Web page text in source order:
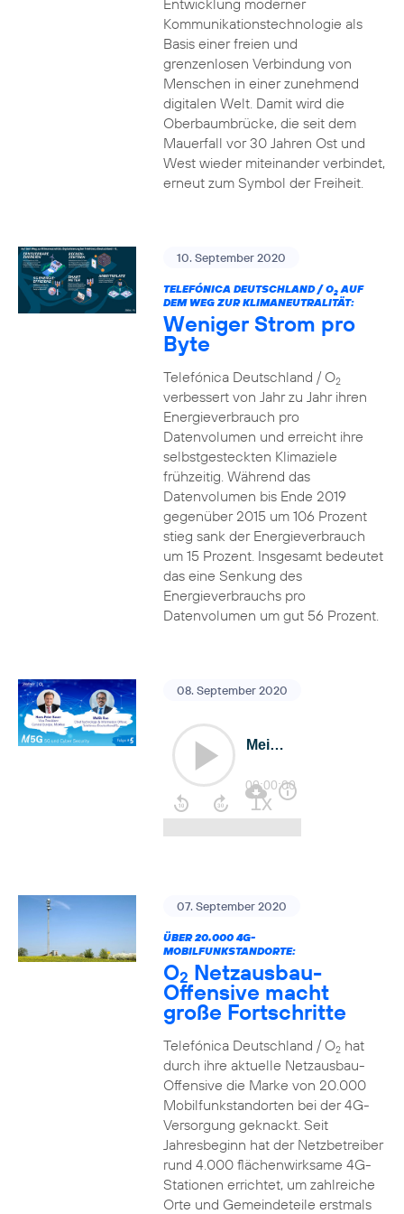
Entwicklung moderner
Kommunikationstechnologie als
Basis einer freien und
grenzenlosen Verbindung von
Menschen in einer zunehmend
digitalen Welt. Damit wird die
Oberbaumbrücke, die seit dem
Mauerfall vor 30 Jahren Ost und
West wieder miteinander verbindet,
erneut zum Symbol der Freiheit.
10. September 2020
TELEFÓNICA DEUTSCHLAND / O2AUF
DEM WEG ZUR KLIMANEUTRALITÄT:
Weniger Strom pro
Byte
Telefónica Deutschland / O2
verbessert von Jahr zu Jahr ihren
Energieverbrauch pro
Datenvolumen und erreicht ihre
selbstgesteckten Klimaziele
frühzeitig. Während das
Datenvolumen bis Ende 2019
gegenüber 2015 um 106 Prozent
stieg sank der Energieverbrauch
um 15 Prozent. Insgesamt bedeutet
das eine Senkung des
Energieverbrauchs pro
Datenvolumen um gut 56 Prozent.
08. September 2020
07. September 2020
ÜBER 20.000 4G-
MOBILFUNKSTANDORTE:
O2 Netzausbau-
Offensive macht
große Fortschritte
Telefónica Deutschland / O2hat
durch ihre aktuelle Netzausbau-
Offensive die Marke von 20.000
Mobilfunkstandorten bei der 4G-
Versorgung geknackt. Seit
Jahresbeginn hat der Netzbetreiber
rund 4.000 flächenwirksame 4G-
Stationen errichtet, um zahlreiche
Orte und Gemeindeteile erstmals